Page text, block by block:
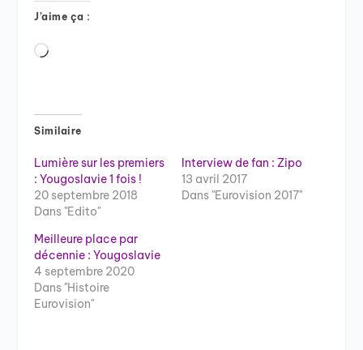
J’aime ça :
Chargement…
Similaire
Lumière sur les premiers
: Yougoslavie 1 fois !
20 septembre 2018
Dans "Edito"
Interview de fan : Zipo
13 avril 2017
Dans "Eurovision 2017"
Meilleure place par
décennie : Yougoslavie
4 septembre 2020
Dans "Histoire
Eurovision"